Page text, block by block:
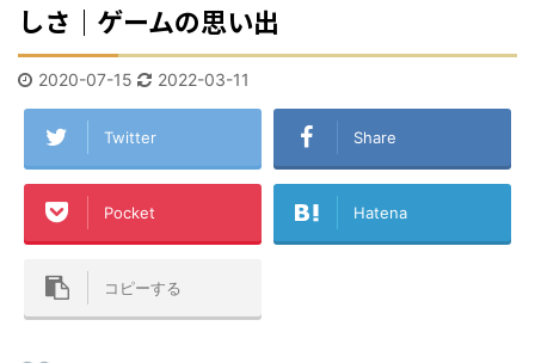
しさ｜ゲームの思い出
2020-07-15 2022-03-11
Twitter Share
Pocket Hatena
コピーする